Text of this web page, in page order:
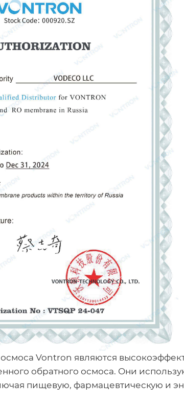
Vontron являются
обратного осмоса. Они
пищевую, фармацевтическую и